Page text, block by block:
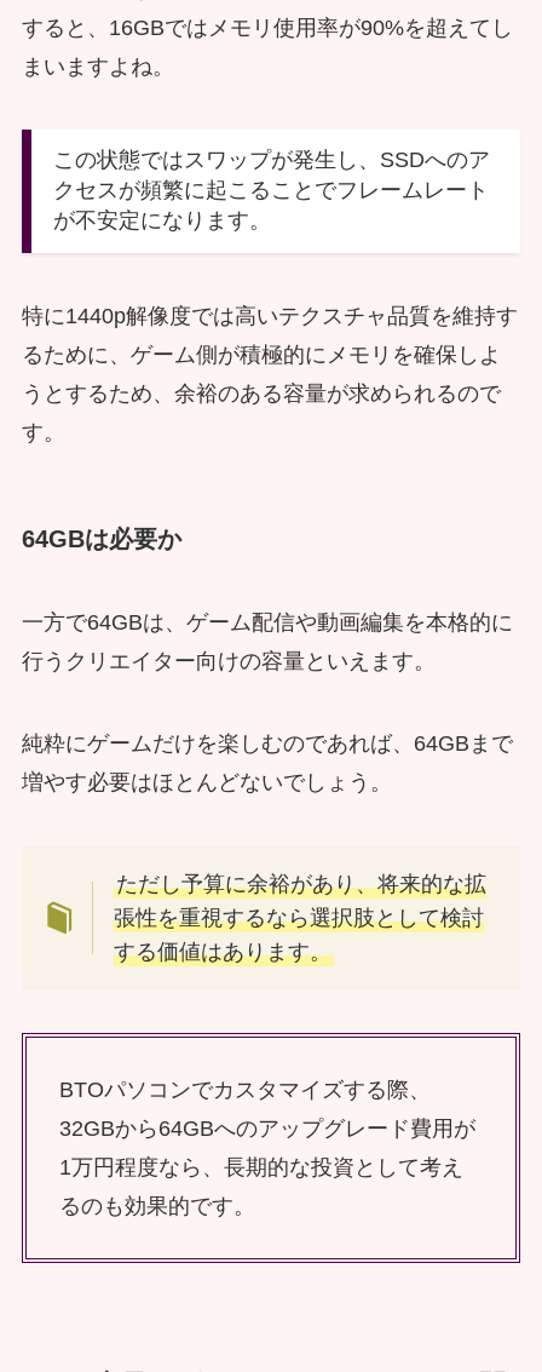
すると、16GBではメモリ使用率が90%を超えてし
まいますよね。
この状態ではスワップが発生し、SSDへのア
クセスが頻繁に起こることでフレームレート
が不安定になります。
特に1440p解像度では高いテクスチャ品質を維持す
るために、ゲーム側が積極的にメモリを確保しよ
うとするため、余裕のある容量が求められるので
す。
64GBは必要か
一方で64GBは、ゲーム配信や動画編集を本格的に
行うクリエイター向けの容量といえます。
純粋にゲームだけを楽しむのであれば、64GBまで
増やす必要はほとんどないでしょう。
ただし予算に余裕があり、将来的な拡
張性を重視するなら選択肢として検討
する価値はあります。
BTOパソコンでカスタマイズする際、
32GBから64GBへのアップグレード費用が
1万円程度なら、長期的な投資として考え
るのも効果的です。